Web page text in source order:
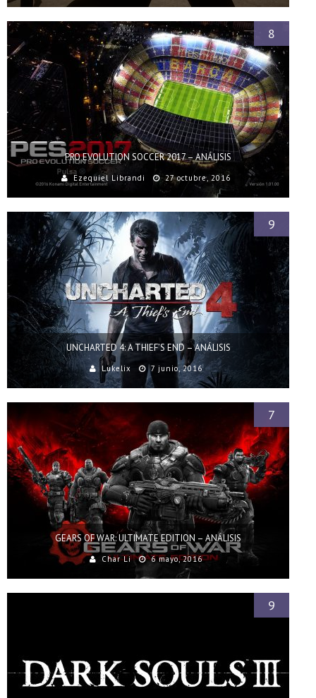
PRO EVOLUTION SOCCER 2017 – ANÁLISIS
Ezequiel Librandi 27 octubre, 2016
8
UNCHARTED 4: A THIEF’S END – ANÁLISIS
Lukelix 7 junio, 2016
9
GEARS OF WAR: ULTIMATE EDITION – ANÁLISIS
Char Li 6 mayo, 2016
7
9